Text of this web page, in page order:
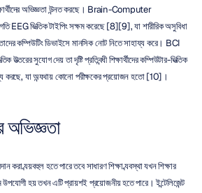
অভিজ্ঞতা উন্নত করছে। Brain-Computer
ভিত্তিক টাইপিং সক্ষম করেছে [8][9], যা শারীরিক অসুবিধা
তাদের কম্পিউটিং ডিভাইসে মানসিক নোট নিতে সাহায্য করে। BCI
উত্তরের সুযোগ দেয় তা দৃষ্টি প্রতিবন্ধী শিক্ষার্থীদের কম্পিউটার-ভিত্তিক
করছে, যা অন্যথায় কোনো পরীক্ষকের প্রয়োজন হতো [10]।
অভিজ্ঞতা
করা ব্যয়বহুল হতে পারে তবে সাধারণ শিক্ষা ব্যবস্থা যখন শিক্ষার
উপযোগী হয় তখন এটি প্রায়শই প্রয়োজনীয় হতে পারে। ইন্টেলিজেন্ট